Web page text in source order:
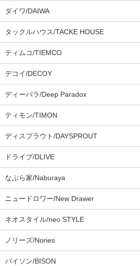
ダイワ/DAIWA
タックルハウス/TACKE HOUSE
ティムコ/TIEMCO
デコイ/DECOY
ディーパラ/Deep Paradox
ティモン/TIMON
ディスプラウト/DAYSPROUT
ドライブ/DLIVE
なぶら家/Naburaya
ニュードロワー/New Drawer
ネオスタイル/neo STYLE
ノリーズ/Nories
バイソン/BISON